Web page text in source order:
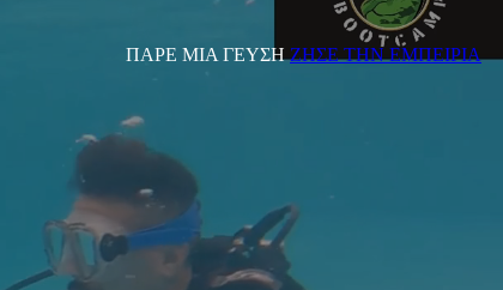
ΠΑΡΕ ΜΙΑ ΓΕΥΣΗ ΖΗΣΕ ΤΗΝ ΕΜΠΕΙΡΙΑ